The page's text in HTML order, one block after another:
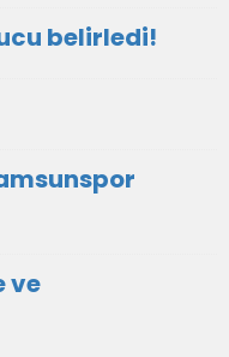
belirledi!
ve